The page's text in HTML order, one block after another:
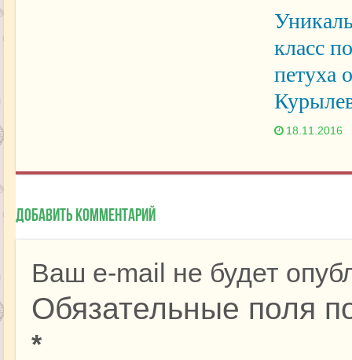
класс
петуха
18.11.2016
Добавить комментарий
Ваш e-mail не будет
Обязательные поля
*